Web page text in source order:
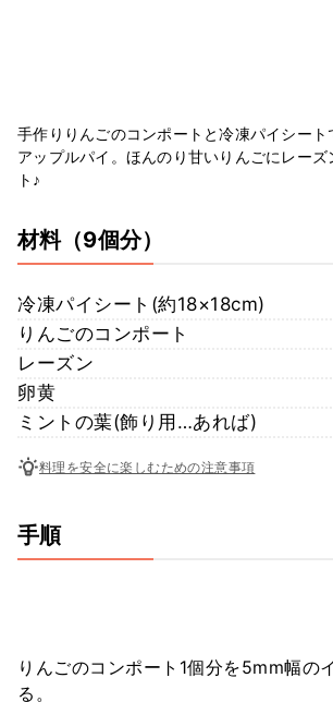
手作りりんごのコンポートと冷凍パイシート
アップルパイ。ほんのり甘いりんごにレー
ト♪
材料（9個分）
冷凍パイシート(約18×18cm)
りんごのコンポート
レーズン
卵黄
ミントの葉(飾り用…あれば)
料理を安全に楽しむための注意事項
手順
りんごのコンポート1個分を5mm幅の
る。